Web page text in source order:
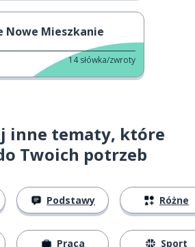
Nowe Mieszkanie
14 słówka/zwroty
inne tematy, które
Twoich potrzeb
Podstawy
Praca
Różne
Sport